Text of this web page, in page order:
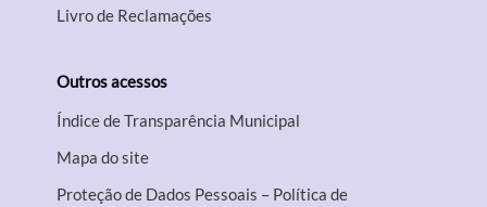
Livro de Reclamações
Outros acessos
Índice de Transparência Municipal
Mapa do site
Proteção de Dados Pessoais – Política de